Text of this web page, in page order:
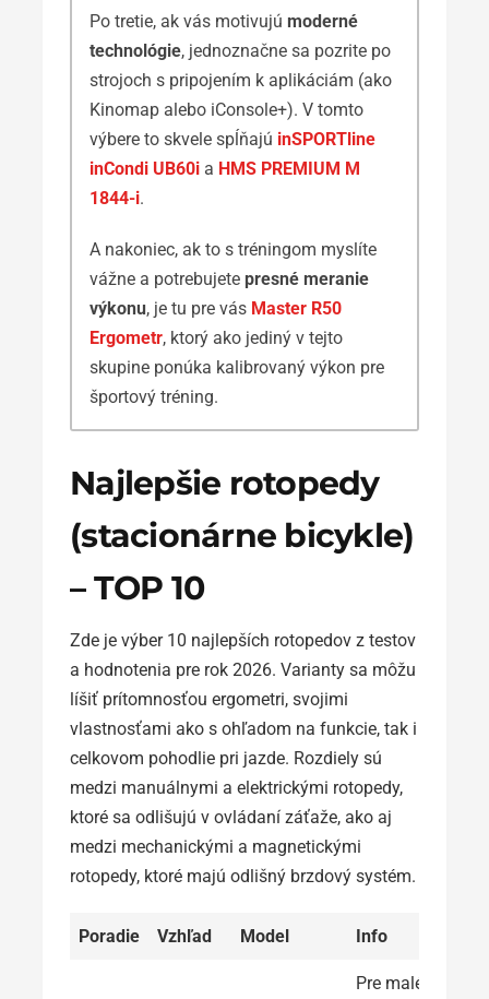
Po tretie, ak vás motivujú moderné
technológie, jednoznačne sa pozrite po
strojoch s pripojením k aplikáciám (ako
Kinomap alebo iConsole+). V tomto
výbere to skvele spĺňajú inSPORTline
inCondi UB60i a HMS PREMIUM M
1844-i.
A nakoniec, ak to s tréningom myslíte
vážne a potrebujete presné meranie
výkonu, je tu pre vás Master R50
Ergometr, ktorý ako jediný v tejto
skupine ponúka kalibrovaný výkon pre
športový tréning.
Najlepšie rotopedy
(stacionárne bicykle)
– TOP 10
Zde je výber 10 najlepších rotopedov z testov
a hodnotenia pre rok 2026. Varianty sa môžu
líšiť prítomnosťou ergometri, svojimi
vlastnosťami ako s ohľadom na funkcie, tak i
celkovom pohodlie pri jazde. Rozdiely sú
medzi manuálnymi a elektrickými rotopedy,
ktoré sa odlišujú v ovládaní záťaže, ako aj
medzi mechanickými a magnetickými
rotopedy, ktoré majú odlišný brzdový systém.
Poradie Vzhľad Model Info
Pre malé